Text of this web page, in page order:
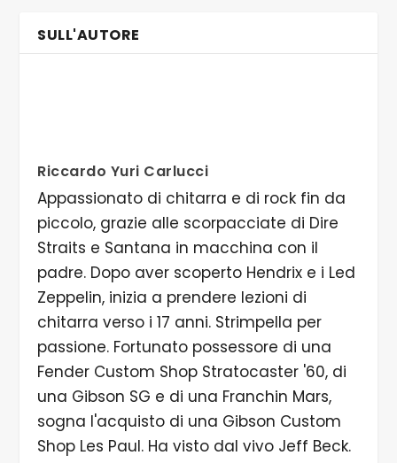
SULL'AUTORE
Riccardo Yuri Carlucci
Appassionato di chitarra e di rock fin da
piccolo, grazie alle scorpacciate di Dire
Straits e Santana in macchina con il
padre. Dopo aver scoperto Hendrix e i Led
Zeppelin, inizia a prendere lezioni di
chitarra verso i 17 anni. Strimpella per
passione. Fortunato possessore di una
Fender Custom Shop Stratocaster '60, di
una Gibson SG e di una Franchin Mars,
sogna l'acquisto di una Gibson Custom
Shop Les Paul. Ha visto dal vivo Jeff Beck.